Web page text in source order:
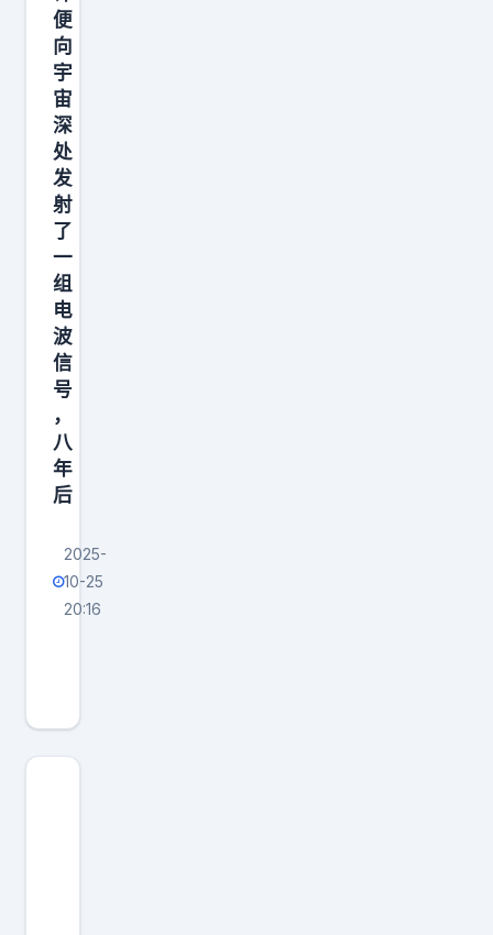
巍
说
像
这
个
错
误
便
向
宇
宙
深
处
发
射
了
一
组
电
波
信
号
，
八
年
后
2025-
10-25
20:16
1
年